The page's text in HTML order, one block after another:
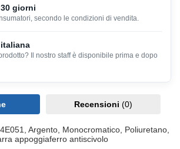
giorni
secondo le condizioni di vendita.
Il nostro staff è disponibile prima e dopo
Recensioni (0)
Argento, Monocromatico, Poliuretano,
appoggiaferro antiscivolo